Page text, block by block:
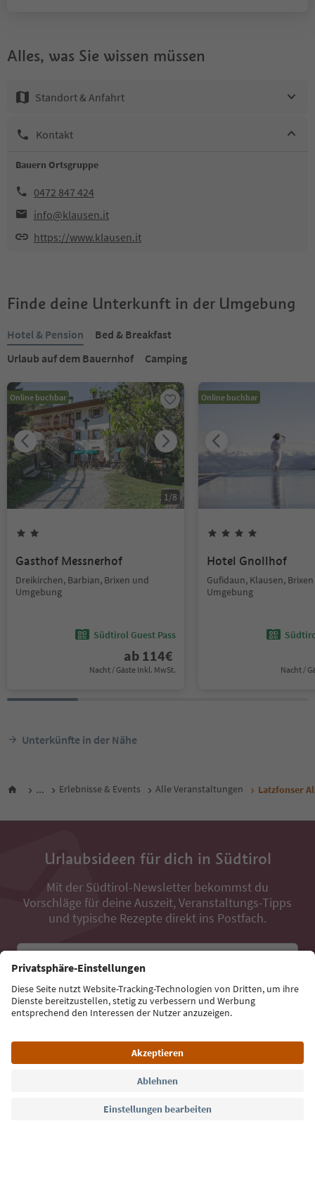
Alles, was Sie wissen müssen
Standort & Anfahrt
Kontakt
Bauern Ortsgruppe
0472 847 424
info@klausen.it
https://www.klausen.it
Finde deine Unterkunft in der Umgebung
Hotel & Pension
Bed & Breakfast
Urlaub auf dem Bauernhof
Camping
Online buchbar
1/8
Gasthof Messnerhof
Dreikirchen, Barbian, Brixen und
Umgebung
Südtirol Guest Pass
ab 114€
Nacht / Gäste Inkl. MwSt.
Online buchbar
Hotel Gnollhof
Gufidaun, Klausen,
Umgebung
Nacht /
Unterkünfte in der Nähe
... Erlebnisse & Events Alle Veranstaltungen Latzfonser
Urlaubsideen für dich in Südtirol
Mit der Südtirol-Newsletter bekommst du
Vorschläge für deine Auszeit, Veranstaltungs-Tipps
und typische Rezepte direkt ins Postfach.
Jetzt anmelden